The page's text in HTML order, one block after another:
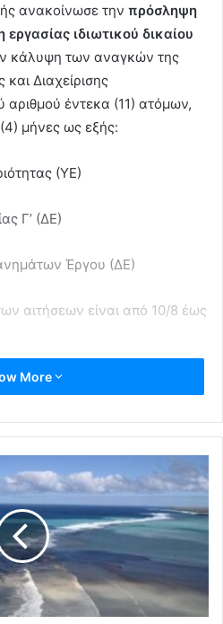
ανακοίνωσε την πρόσληψη
ιδιωτικού δικαίου
κάλυψη των αναγκών της
Διαχείρισης
αριθμού έντεκα (11) ατόμων,
(4) μήνες ως εξής:
(ΥΕ)
Γ’ (ΔΕ)
Έργου (ΔΕ)
αιτήσεων είναι από 10/8 έως
να υποβάλουν απλή αίτηση
(Γραφείο
ηλεκτρονικού ταχυδρομείου:
τα δικαιολογητικά και τις
επικοινωνήσετε στα
More